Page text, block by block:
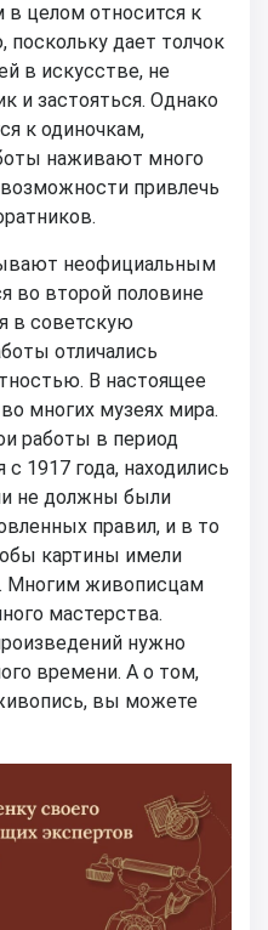
целом относится к
дает толчок
в искусстве, не
и застояться. Однако
к одиночкам,
наживают много
привлечь
неофициальным
во второй половине
в советскую
отличались
В настоящее
многих музеях мира.
работы в период
с 1917 года, находились
не должны были
правил, и в то
картины имели
Многим живописцам
мастерства.
нужно
времени. А о том,
вы можете